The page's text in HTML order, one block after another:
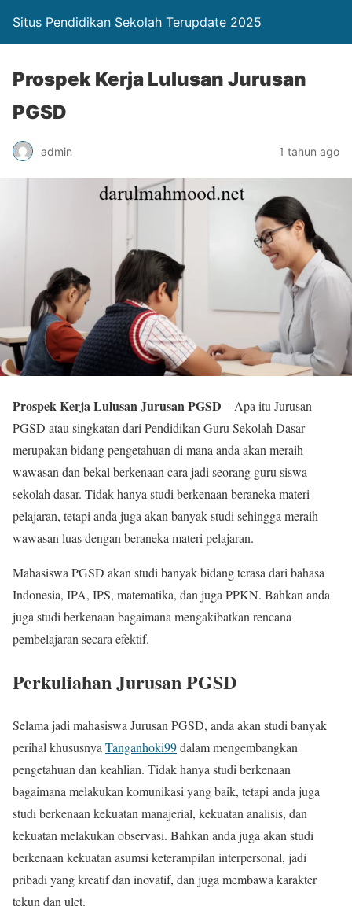
Situs Pendidikan Sekolah Terupdate 2025
Prospek Kerja Lulusan Jurusan
PGSD
admin 1 tahun ago
Prospek Kerja Lulusan Jurusan PGSD – Apa itu Jurusan
PGSD atau singkatan dari Pendidikan Guru Sekolah Dasar
merupakan bidang pengetahuan di mana anda akan meraih
wawasan dan bekal berkenaan cara jadi seorang guru siswa
sekolah dasar. Tidak hanya studi berkenaan beraneka materi
pelajaran, tetapi anda juga akan banyak studi sehingga meraih
wawasan luas dengan beraneka materi pelajaran.
Mahasiswa PGSD akan studi banyak bidang terasa dari bahasa
Indonesia, IPA, IPS, matematika, dan juga PPKN. Bahkan anda
juga studi berkenaan bagaimana mengakibatkan rencana
pembelajaran secara efektif.
Perkuliahan Jurusan PGSD
Selama jadi mahasiswa Jurusan PGSD, anda akan studi banyak
perihal khususnya Tanganhoki99dalam mengembangkan
pengetahuan dan keahlian. Tidak hanya studi berkenaan
bagaimana melakukan komunikasi yang baik, tetapi anda juga
studi berkenaan kekuatan manajerial, kekuatan analisis, dan
kekuatan melakukan observasi. Bahkan anda juga akan studi
berkenaan kekuatan asumsi keterampilan interpersonal, jadi
pribadi yang kreatif dan inovatif, dan juga membawa karakter
tekun dan ulet.